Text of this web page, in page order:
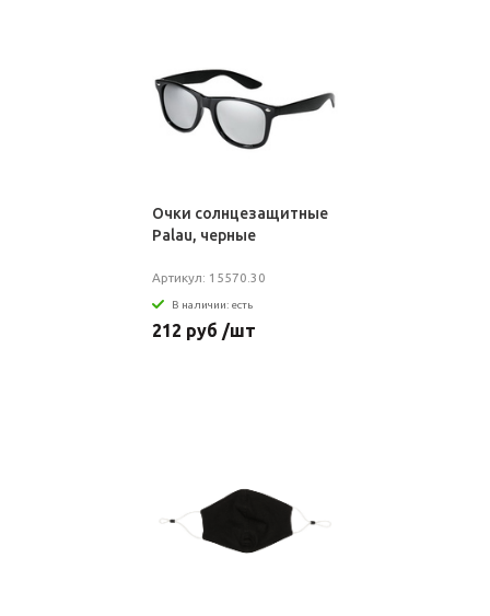
Очки солнцезащитные
Palau, черные
Артикул: 15570.30
В наличии: есть
212 руб /шт